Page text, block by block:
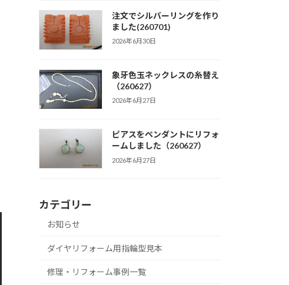
注文でシルバーリングを作り
ました(260701)
2026年6月30日
象牙色玉ネックレスの糸替え
（260627）
2026年6月27日
ピアスをペンダントにリフォ
ームしました（260627）
2026年6月27日
カテゴリー
お知らせ
ダイヤリフォーム用指輪型見本
修理・リフォーム事例一覧